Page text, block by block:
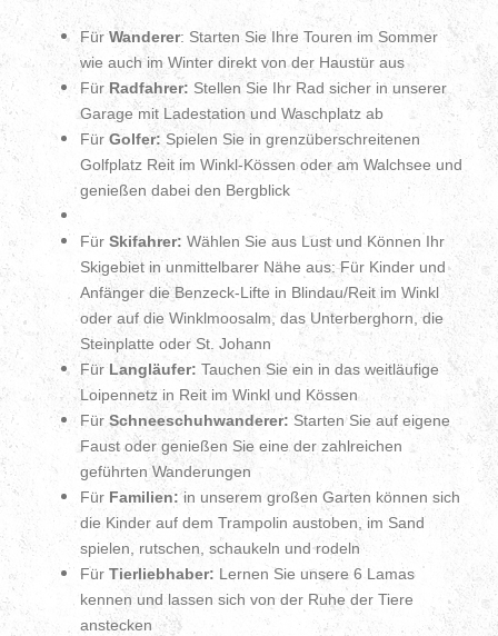
Für Wanderer: Starten Sie Ihre Touren im Sommer
wie auch im Winter direkt von der Haustür aus
Für Radfahrer: Stellen Sie Ihr Rad sicher in unserer
Garage mit Ladestation und Waschplatz ab
Für Golfer: Spielen Sie in grenzüberschreitenen
Golfplatz Reit im Winkl-Kössen oder am Walchsee und
genießen dabei den Bergblick
Für Skifahrer: Wählen Sie aus Lust und Können Ihr
Skigebiet in unmittelbarer Nähe aus: Für Kinder und
Anfänger die Benzeck-Lifte in Blindau/Reit im Winkl
oder auf die Winklmoosalm, das Unterberghorn, die
Steinplatte oder St. Johann
Für Langläufer: Tauchen Sie ein in das weitläufige
Loipennetz in Reit im Winkl und Kössen
Für Schneeschuhwanderer: Starten Sie auf eigene
Faust oder genießen Sie eine der zahlreichen
geführten Wanderungen
Für Familien: in unserem großen Garten können sich
die Kinder auf dem Trampolin austoben, im Sand
spielen, rutschen, schaukeln und rodeln
Für Tierliebhaber: Lernen Sie unsere 6 Lamas
kennen und lassen sich von der Ruhe der Tiere
anstecken